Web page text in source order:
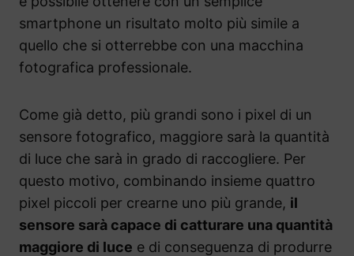
smartphone un risultato molto più simile a
quello che si otterrebbe con una macchina
fotografica professionale.
Come già detto, più grandi sono i pixel di un
sensore fotografico, maggiore sarà la quantità
di luce che sarà in grado di raccogliere. Per
questo motivo, combinando insieme quattro
pixel piccoli per crearne uno più grande, il
sensore sarà capace di catturare una quantità
maggiore di luce e di conseguenza di produrre